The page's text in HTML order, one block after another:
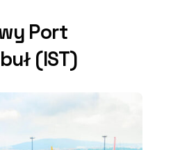
Port
(IST)